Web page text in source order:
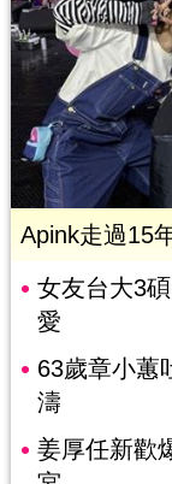
Apink走過15
女友台大3
愛
63歲章小蕙
濤
姜厚任新歡